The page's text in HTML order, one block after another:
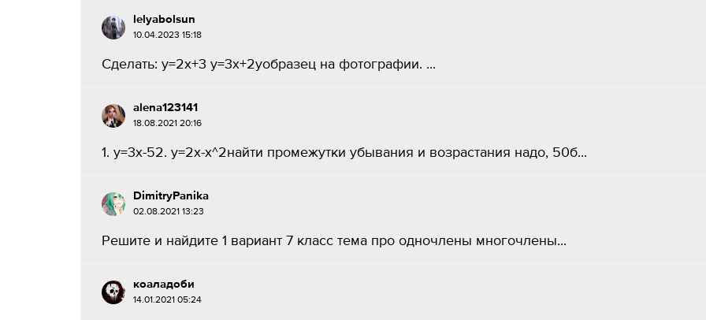
lelyabolsun
10.04.2023 15:18
Сделать: y=2x+3 y=3x+2yобразец на фотографии. ​...
alena123141
18.08.2021 20:16
1. у=3х-52. у=2х-х^2найти промежутки убывания и возрастания надо, 50б...
DimitryPanika
02.08.2021 13:23
Решите и найдите 1 вариант 7 класс тема про одночлены многочлены...
коаладоби
14.01.2021 05:24